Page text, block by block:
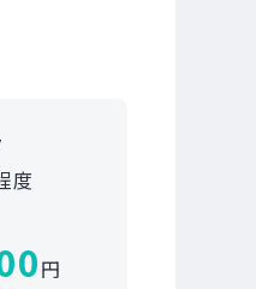
度
円